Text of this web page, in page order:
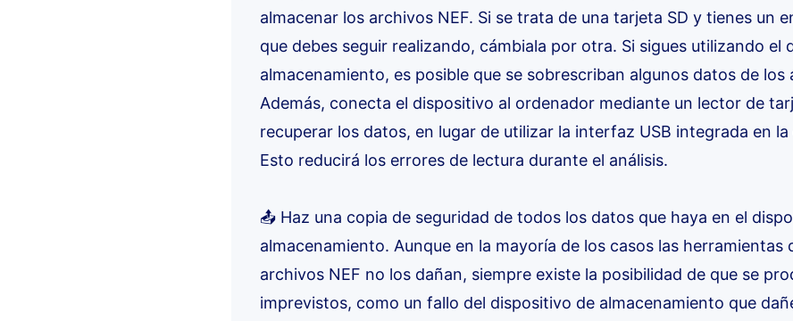
almacenar los archivos NEF. Si se trata de una tarjeta SD y tienes un
que debes seguir realizando, cámbiala por otra. Si sigues utilizando el
almacenamiento, es posible que se sobrescriban algunos datos de los
Además, conecta el dispositivo al ordenador mediante un lector de
recuperar los datos, en lugar de utilizar la interfaz USB integrada en
Esto reducirá los errores de lectura durante el análisis.
📤 Haz una copia de seguridad de todos los datos que haya en el
almacenamiento. Aunque en la mayoría de los casos las herramientas
archivos NEF no los dañan, siempre existe la posibilidad de que se
imprevistos, como un fallo del dispositivo de almacenamiento que